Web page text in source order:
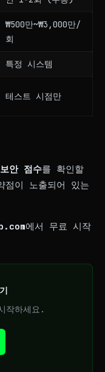
₩500만~₩3,000만/
회
특정 시스템
테스트 시점만
안 점수를 확인할
이 노출되어 있는
에서 무료 시작
작하세요.